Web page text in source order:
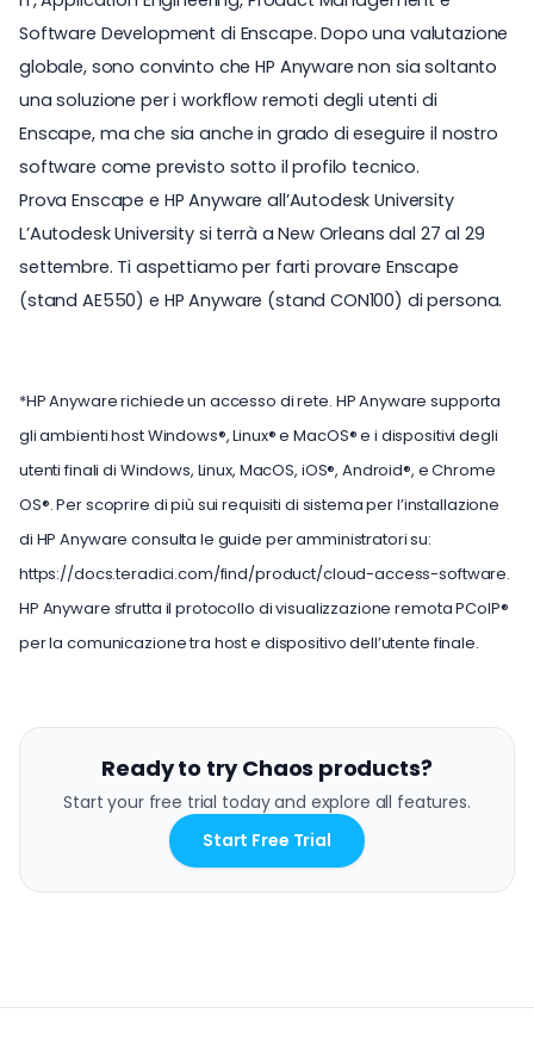
Software Development di Enscape. Dopo una valutazione
globale, sono convinto che HP Anyware non sia soltanto
una soluzione per i workflow remoti degli utenti di
Enscape, ma che sia anche in grado di eseguire il nostro
software come previsto sotto il profilo tecnico.
Prova Enscape e HP Anyware all’Autodesk University
L’Autodesk University si terrà a New Orleans dal 27 al 29
settembre. Ti aspettiamo per farti provare Enscape
(stand AE550) e HP Anyware (stand CON100) di persona.
*HP Anyware richiede un accesso di rete. HP Anyware supporta
gli ambienti host Windows®, Linux® e MacOS® e i dispositivi degli
utenti finali di Windows, Linux, MacOS, iOS®, Android®, e Chrome
OS®. Per scoprire di più sui requisiti di sistema per l’installazione
di HP Anyware consulta le guide per amministratori su:
https://docs.teradici.com/find/product/cloud-access-software.
HP Anyware sfrutta il protocollo di visualizzazione remota PCoIP®
per la comunicazione tra host e dispositivo dell’utente finale.
Ready to try Chaos products?
Start your free trial today and explore all features.
Start Free Trial